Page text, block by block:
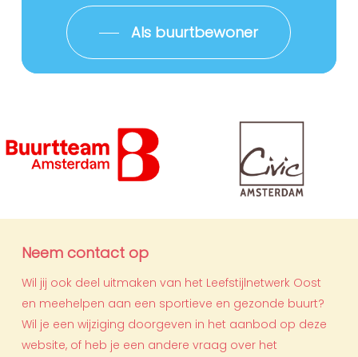
Als buurtbewoner
Neem contact op
Wil jij ook deel uitmaken van het Leefstijlnetwerk Oost
en meehelpen aan een sportieve en gezonde buurt?
Wil je een wijziging doorgeven in het aanbod op deze
website, of heb je een andere vraag over het